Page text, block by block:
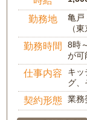
勤務地
亀戸
（
勤務時間
8時
が可
仕事内容
キッ
グ、
契約形態 業務